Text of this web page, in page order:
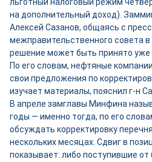
на дополнительный доход).
Алексей Сазанов, общаясь с
межправительственного совета в
решение может быть принято уже
По его словам, нефтяные
свои предложения по
изучает материалы, пояснил г-н
В апреле замглавы Минфина
годы — именно тогда, по его
обсуждать корректировку
нескольких месяцах. Сдвиг в
показывает: либо поступившие от